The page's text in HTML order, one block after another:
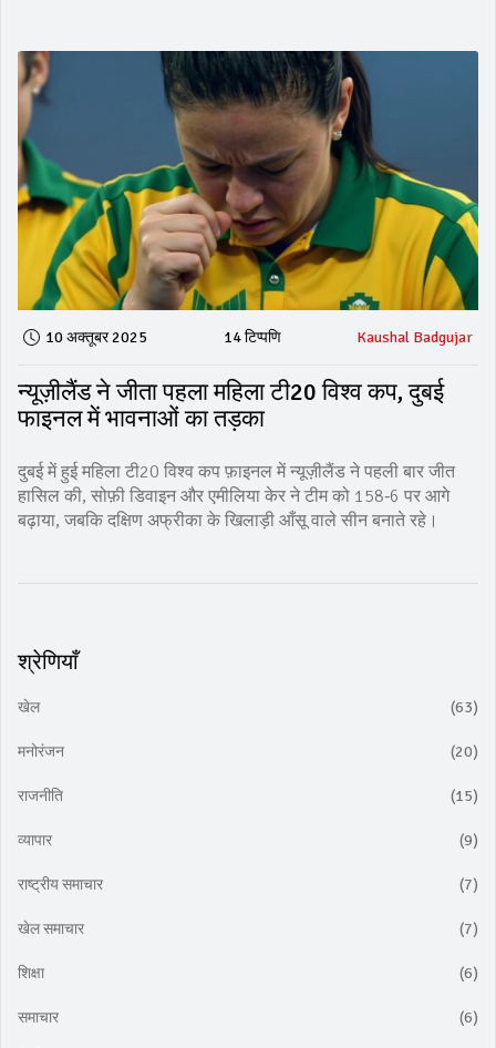
10 अक्तूबर 2025 14 टिप्पणि Kaushal Badgujar
न्यूज़ीलैंड ने जीता पहला महिला टी20 विश्व कप, दुबई
फाइनल में भावनाओं का तड़का
दुबई में हुई महिला टी20 विश्व कप फ़ाइनल में न्यूज़ीलैंड ने पहली बार जीत
हासिल की, सोफ़ी डिवाइन और एमीलिया केर ने टीम को 158‑6 पर आगे
बढ़ाया, जबकि दक्षिण अफ्रीका के खिलाड़ी आँसू वाले सीन बनाते रहे।
श्रेणियाँ
खेल (63)
मनोरंजन (20)
राजनीति (15)
व्यापार (9)
राष्ट्रीय समाचार (7)
खेल समाचार (7)
शिक्षा (6)
समाचार (6)